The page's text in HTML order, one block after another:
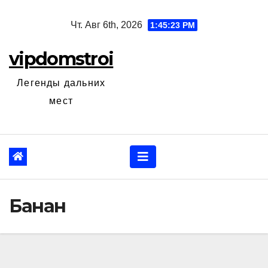
Чт. Авг 6th, 2026 1:45:24 PM
vipdomstroi
Легенды дальних
мест
Банан